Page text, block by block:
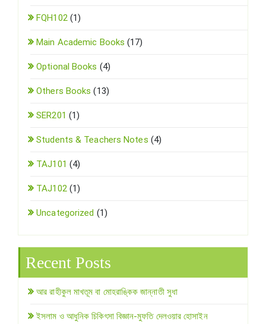
FQH102(1)
Main Academic Books (17)
Optional Books (4)
Others Books (13)
SER201 (1)
Students & Teachers Notes (4)
TAJ101 (4)
TAJ102(1)
Uncategorized (1)
Recent Posts
আর রাহীকুল মাখতূম বা মোহরাঙ্কিক জান্নাতী সুধা
ইসলাম ও আধুনিক চিকিৎসা বিজ্ঞান-মুফতি দেলওয়ার হোসাইন